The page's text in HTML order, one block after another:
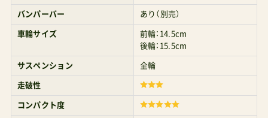
バンパーバー あり（別売）
車輪サイズ
前輪：14.5cm
後輪：15.5cm
サスペンション 全輪
走破性
コンパクト度